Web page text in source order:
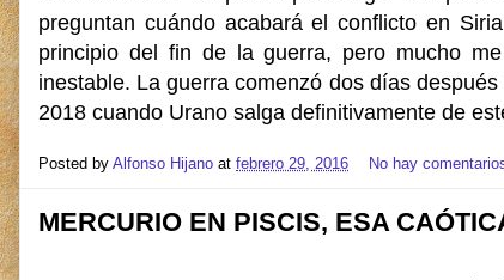
preguntan cuándo acabará el conflicto en
principio del fin de la guerra, pero mucho
inestable. La guerra comenzó dos días
2018 cuando Urano salga definitivamente de
Posted by Alfonso Hijano at febrero 29, 2016 No hay
MERCURIO EN PISCIS, ESA